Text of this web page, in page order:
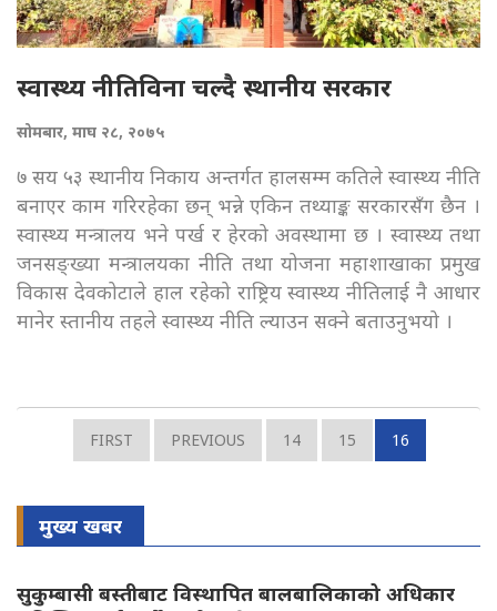
स्वास्थ्य नीतिविना चल्दै स्थानीय सरकार
सोमबार, माघ २८, २०७५
७ सय ५३ स्थानीय निकाय अन्तर्गत हालसम्म कतिले स्वास्थ्य नीति
बनाएर काम गरिरहेका छन् भन्ने एकिन तथ्याङ्क सरकारसँग छैन ।
स्वास्थ्य मन्त्रालय भने पर्ख र हेरको अवस्थामा छ । स्वास्थ्य तथा
जनसङ्ख्या मन्त्रालयका नीति तथा योजना महाशाखाका प्रमुख
विकास देवकोटाले हाल रहेको राष्ट्रिय स्वास्थ्य नीतिलाई नै आधार
मानेर स्तानीय तहले स्वास्थ्य नीति ल्याउन सक्ने बताउनुभयो ।
FIRST PREVIOUS 14 15 16
मुख्य खबर
सुकुम्बासी बस्तीबाट विस्थापित बालबालिकाको अधिकार